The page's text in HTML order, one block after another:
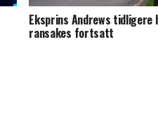
Eksprins Andrews tidligere
ransakes fortsatt